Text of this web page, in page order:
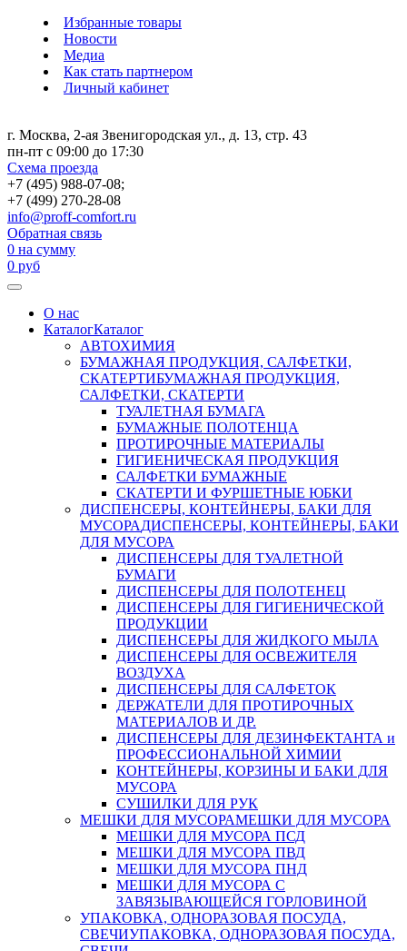
Избранные товары
Новости
Медиа
Как стать партнером
Личный кабинет
г. Москва, 2-ая Звенигородская ул., д. 13, стр. 43
пн-пт с 09:00 до 17:30
Схема проезда
+7 (495) 988-07-08;
+7 (499) 270-28-08
info@proff-comfort.ru
Обратная связь
0 на сумму
0 руб
О нас
КаталогКаталог
АВТОХИМИЯ
БУМАЖНАЯ ПРОДУКЦИЯ, САЛФЕТКИ,
СКАТЕРТИБУМАЖНАЯ ПРОДУКЦИЯ,
САЛФЕТКИ, СКАТЕРТИ
ТУАЛЕТНАЯ БУМАГА
БУМАЖНЫЕ ПОЛОТЕНЦА
ПРОТИРОЧНЫЕ МАТЕРИАЛЫ
ГИГИЕНИЧЕСКАЯ ПРОДУКЦИЯ
САЛФЕТКИ БУМАЖНЫЕ
СКАТЕРТИ И ФУРШЕТНЫЕ ЮБКИ
ДИСПЕНСЕРЫ, КОНТЕЙНЕРЫ, БАКИ ДЛЯ
МУСОРАДИСПЕНСЕРЫ, КОНТЕЙНЕРЫ, БАКИ
ДЛЯ МУСОРА
ДИСПЕНСЕРЫ ДЛЯ ТУАЛЕТНОЙ
БУМАГИ
ДИСПЕНСЕРЫ ДЛЯ ПОЛОТЕНЕЦ
ДИСПЕНСЕРЫ ДЛЯ ГИГИЕНИЧЕСКОЙ
ПРОДУКЦИИ
ДИСПЕНСЕРЫ ДЛЯ ЖИДКОГО МЫЛА
ДИСПЕНСЕРЫ ДЛЯ ОСВЕЖИТЕЛЯ
ВОЗДУХА
ДИСПЕНСЕРЫ ДЛЯ САЛФЕТОК
ДЕРЖАТЕЛИ ДЛЯ ПРОТИРОЧНЫХ
МАТЕРИАЛОВ И ДР.
ДИСПЕНСЕРЫ ДЛЯ ДЕЗИНФЕКТАНТА и
ПРОФЕССИОНАЛЬНОЙ ХИМИИ
КОНТЕЙНЕРЫ, КОРЗИНЫ И БАКИ ДЛЯ
МУСОРА
СУШИЛКИ ДЛЯ РУК
МЕШКИ ДЛЯ МУСОРАМЕШКИ ДЛЯ МУСОРА
МЕШКИ ДЛЯ МУСОРА ПСД
МЕШКИ ДЛЯ МУСОРА ПВД
МЕШКИ ДЛЯ МУСОРА ПНД
МЕШКИ ДЛЯ МУСОРА С
ЗАВЯЗЫВАЮЩЕЙСЯ ГОРЛОВИНОЙ
УПАКОВКА, ОДНОРАЗОВАЯ ПОСУДА,
СВЕЧИУПАКОВКА, ОДНОРАЗОВАЯ ПОСУДА,